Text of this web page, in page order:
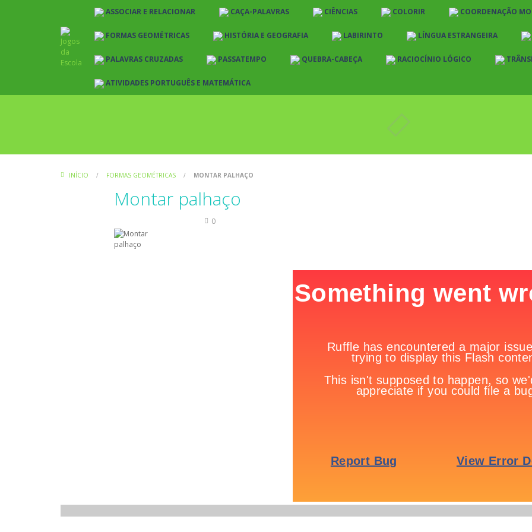
ASSOCIAR E RELACIONAR CAÇA-PALAVRAS CIÊNCIAS COLORIR COORDENAÇÃO
FORMAS GEOMÉTRICAS HISTÓRIA E GEOGRAFIA LABIRINTO LÍNGUA ESTRANGEIRA
PALAVRAS CRUZADAS PASSATEMPO QUEBRA-CABEÇA RACIOCÍNIO LÓGICO
ATIVIDADES PORTUGUÊS E MATEMÁTICA
INÍCIO / FORMAS GEOMÉTRICAS / MONTAR PALHAÇO
Montar palhaço
0